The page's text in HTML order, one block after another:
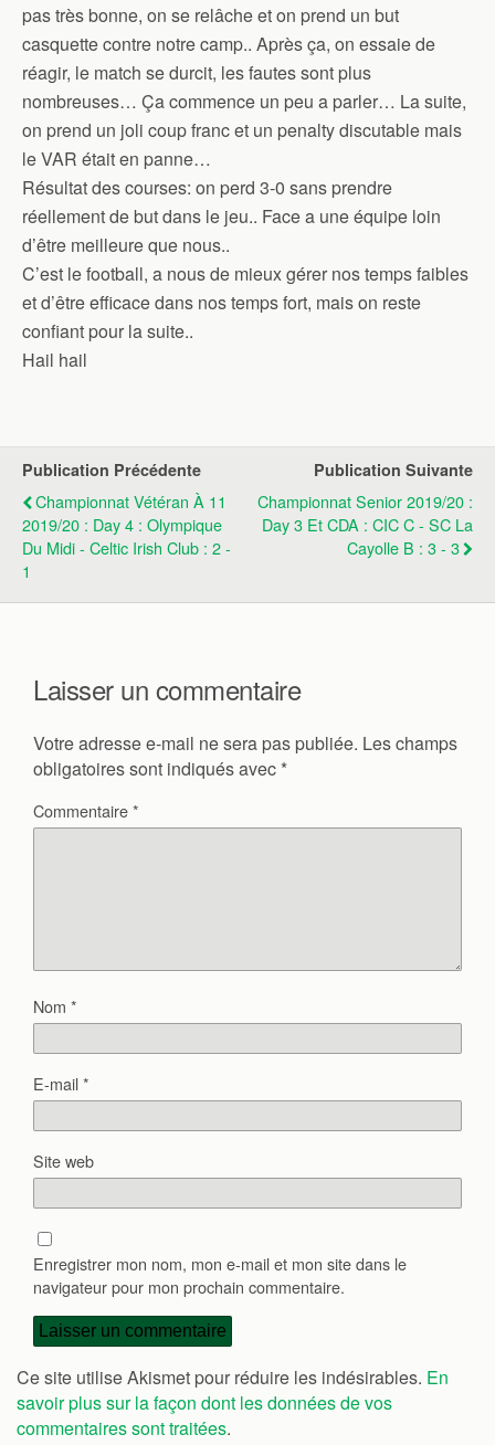
pas très bonne, on se relâche et on prend un but
casquette contre notre camp.. Après ça, on essaie de
réagir, le match se durcit, les fautes sont plus
nombreuses… Ça commence un peu a parler… La suite,
on prend un joli coup franc et un penalty discutable mais
le VAR était en panne…
Résultat des courses: on perd 3-0 sans prendre
réellement de but dans le jeu.. Face a une équipe loin
d’être meilleure que nous..
C’est le football, a nous de mieux gérer nos temps faibles
et d’être efficace dans nos temps fort, mais on reste
confiant pour la suite..
Hail hail
Publication Précédente
Championnat Vétéran À 11
2019/20 : Day 4 : Olympique
Du Midi - Celtic Irish Club : 2 -
1
Publication Suivante
Championnat Senior 2019/20 :
Day 3 Et CDA : CIC C - SC La
Cayolle B : 3 - 3
Laisser un commentaire
Votre adresse e-mail ne sera pas publiée. Les champs
obligatoires sont indiqués avec *
Commentaire*
Nom *
E-mail*
Site web
Enregistrer mon nom, mon e-mail et mon site dans le
navigateur pour mon prochain commentaire.
Ce site utilise Akismet pour réduire les indésirables. En
savoir plus sur la façon dont les données de vos
commentaires sont traitées.